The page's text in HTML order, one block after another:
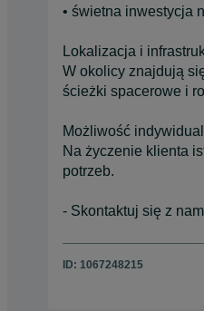
• świetna inwestycja
Lokalizacja i
W okolicy znajdują
ścieżki spacerowe i
Możliwość
Na życzenie klienta
potrzeb.
- Skontaktuj się z
ID: 1067248215